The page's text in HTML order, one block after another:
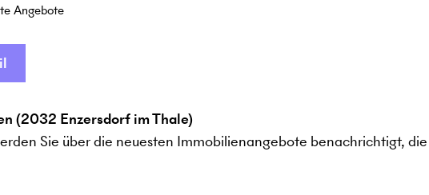
Angebote
(2032 Enzersdorf im Thale)
Sie über die neuesten Immobilienangebote benachrichtigt,